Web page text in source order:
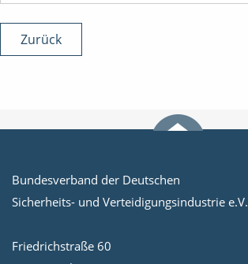
Zurück
Bundesverband der Deutschen
Sicherheits- und Verteidigungsindustrie e.V.
Friedrichstraße 60